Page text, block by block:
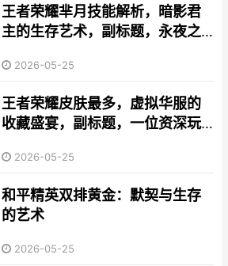
王者荣耀芈月技能解析，暗影君
主的生存艺术，副标题，永夜之
2026-05-25
王者荣耀皮肤最多，虚拟华服的
收藏盛宴，副标题，一位资深玩
2026-05-25
和平精英双排黄金：默契与生存
的艺术
2026-05-25